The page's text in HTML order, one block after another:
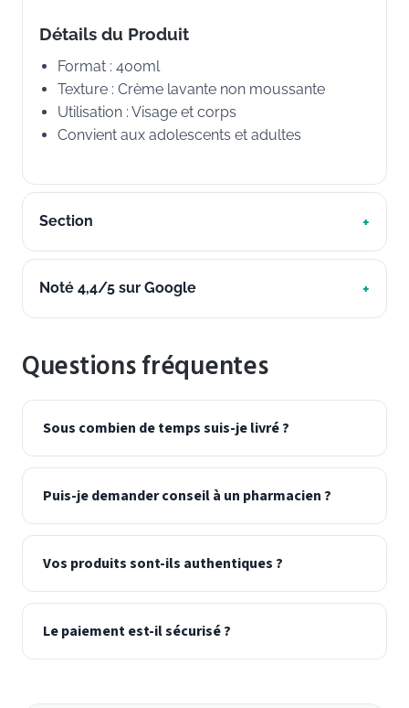
Détails du Produit
Format : 400ml
Texture : Crème lavante non moussante
Utilisation : Visage et corps
Convient aux adolescents et adultes
Section
Noté 4,4/5 sur Google
Questions fréquentes
Sous combien de temps suis-je livré ?
Puis-je demander conseil à un pharmacien ?
Vos produits sont-ils authentiques ?
Le paiement est-il sécurisé ?